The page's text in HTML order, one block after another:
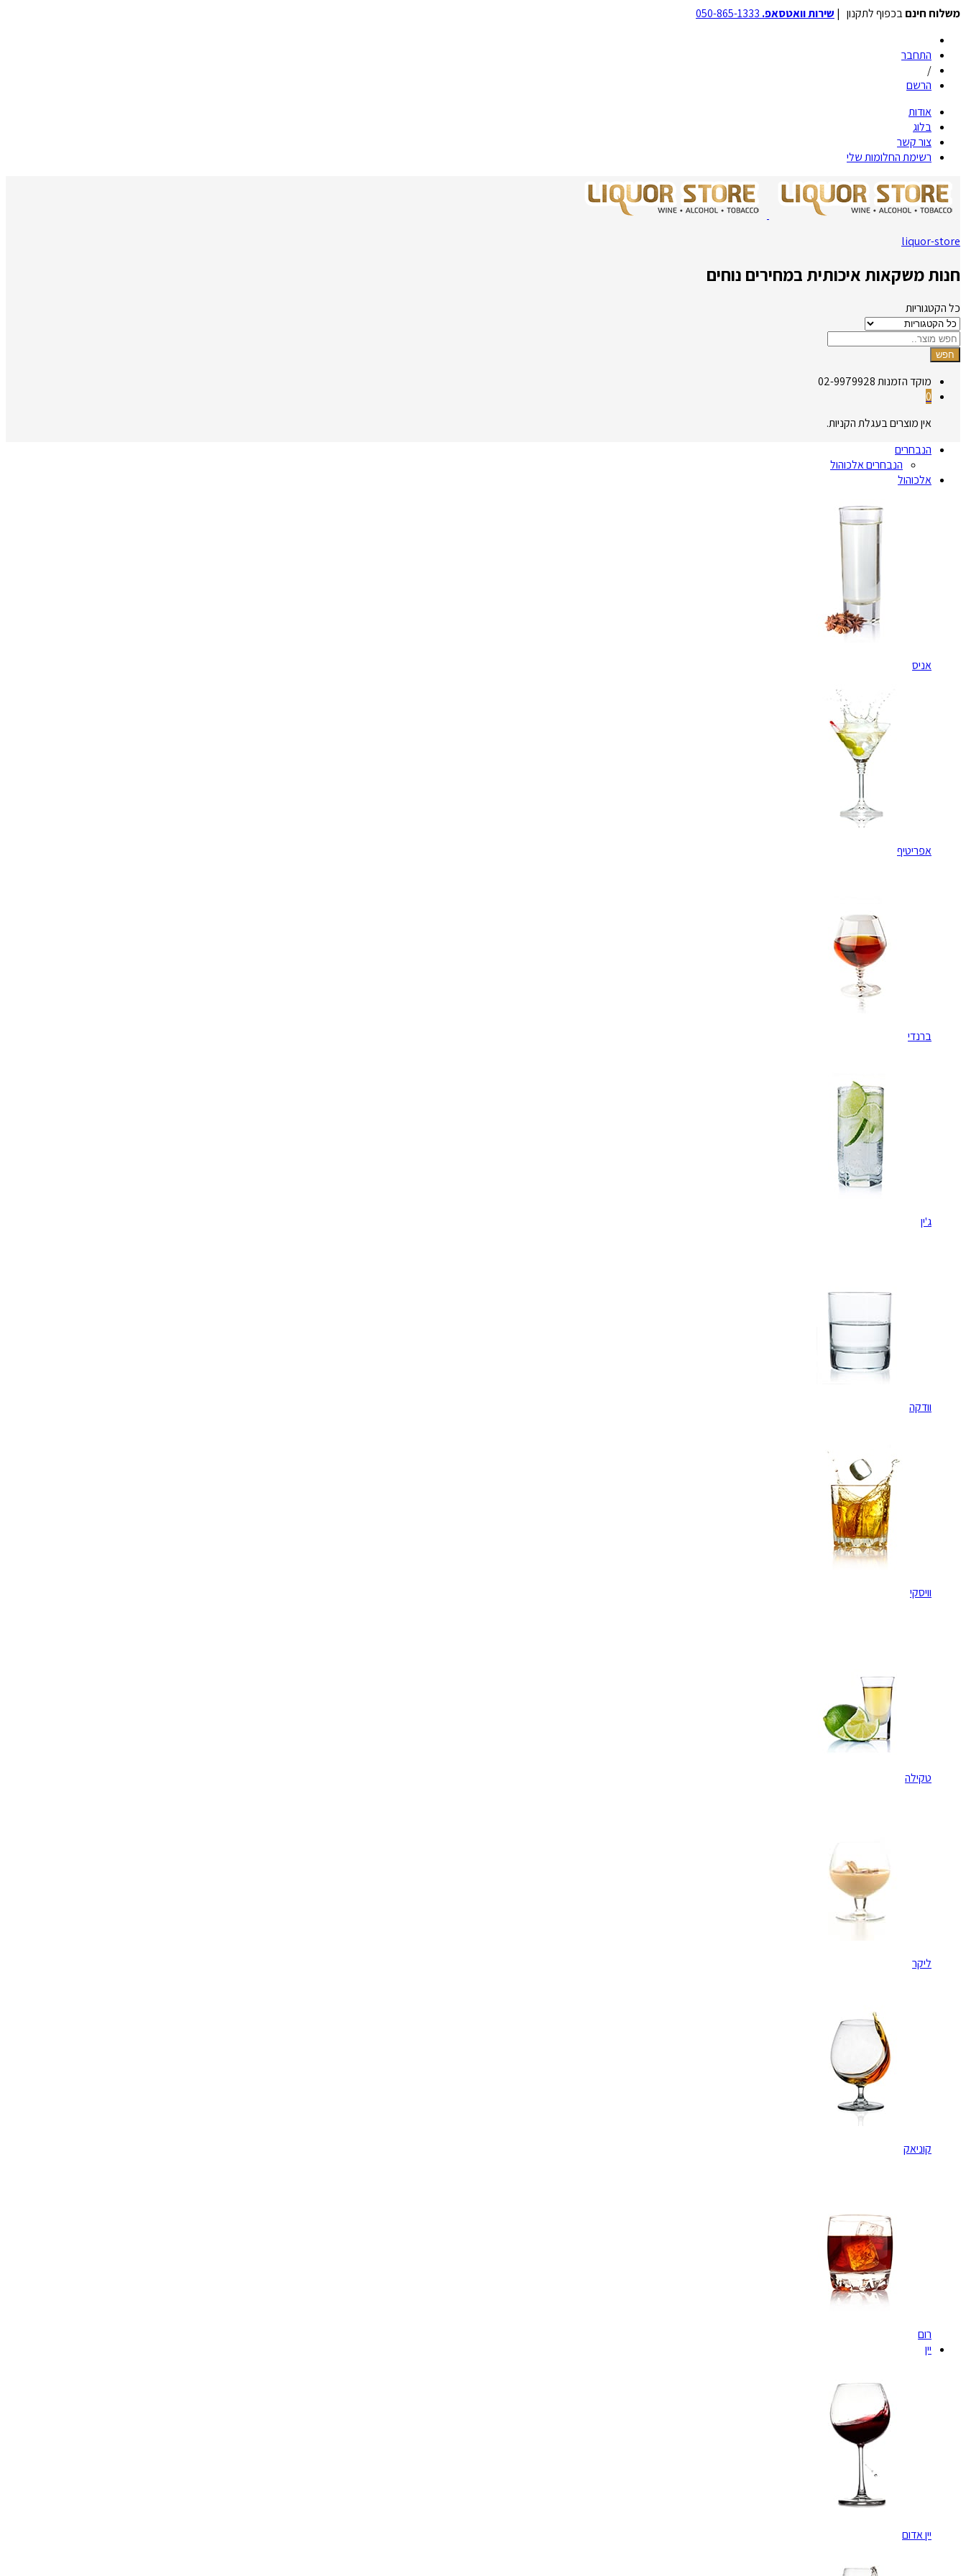
משלוח חינםבכפוף לתקנון | שירות וואטסאפ.
התחבר
/
הרשם
אודות
בלוג
צור קשר
רשימת החלומות שלי
liquor-store
חנות משקאות איכותית במחירים נוחים
כל הקטגוריות
חפש
מוקד הזמנות02-9979928
0
אין מוצרים בעגלת הקניות.
הנבחרים
הנבחרים אלכוהול
אלכוהול
אניס
אפריטיף
ברנדי
ג'ין
וודקה
וויסקי
טקילה
ליקר
קוניאק
רום
יין
יין אדום